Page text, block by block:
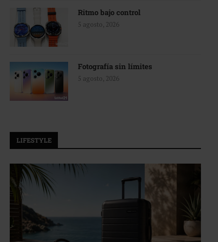
Ritmo bajo control
5 agosto, 2026
Fotografía sin límites
5 agosto, 2026
LIFESTYLE